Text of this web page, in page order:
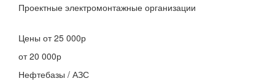
Проектные электромонтажные организации
Цены от 25 000р
от 20 000р
Нефтебазы / АЗС